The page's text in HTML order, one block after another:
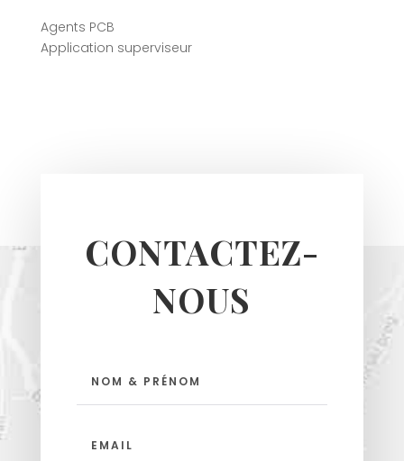
Agents PCB
Application superviseur
CONTACTEZ-
NOUS